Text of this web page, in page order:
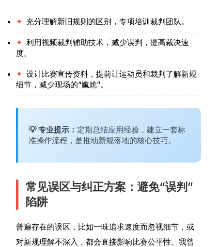
✦ 充分理解新旧规则的区别，专项培训裁判团队。
✦ 利用视频裁判辅助技术，减少误判，提高裁决速
度。
✦ 设计比赛宣传资料，提前让运动员和裁判了解新规
细节，减少现场的“尴尬”。
💡 专业提示： 定期总结应用经验，建立一套标
准操作流程，是推动新规落地的核心技巧。
常见误区与纠正方案：避免“误判”
陷阱
普遍存在的误区，比如一味追求速度而忽视细节，或
对新规理解不深入，都会直接影响比赛公平性。我曾